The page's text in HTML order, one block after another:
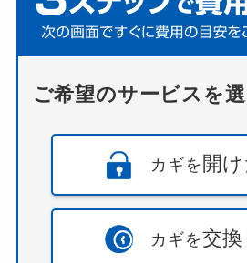
ご希望のサービスを
カギを 開
カギを交